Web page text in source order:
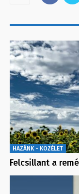
HAZÁNK - KÖZÉLET
Felcsillant a